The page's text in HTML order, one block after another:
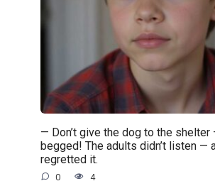
— Don’t give the dog to the shelter
begged! The adults didn’t listen —
regretted it.
0 4